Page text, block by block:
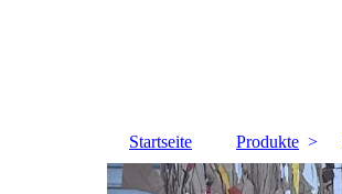
Startseite Produkte